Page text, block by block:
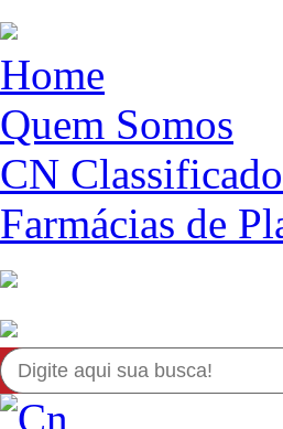
Home
Quem Somos
CN
Farmácias de